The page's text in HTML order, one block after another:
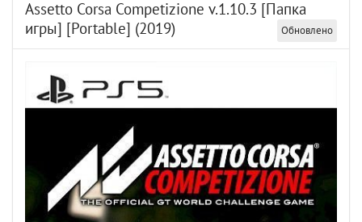
Assetto Corsa Competizione v.1.10.3 [Папка
игры] [Portable] (2019)
Обновлено